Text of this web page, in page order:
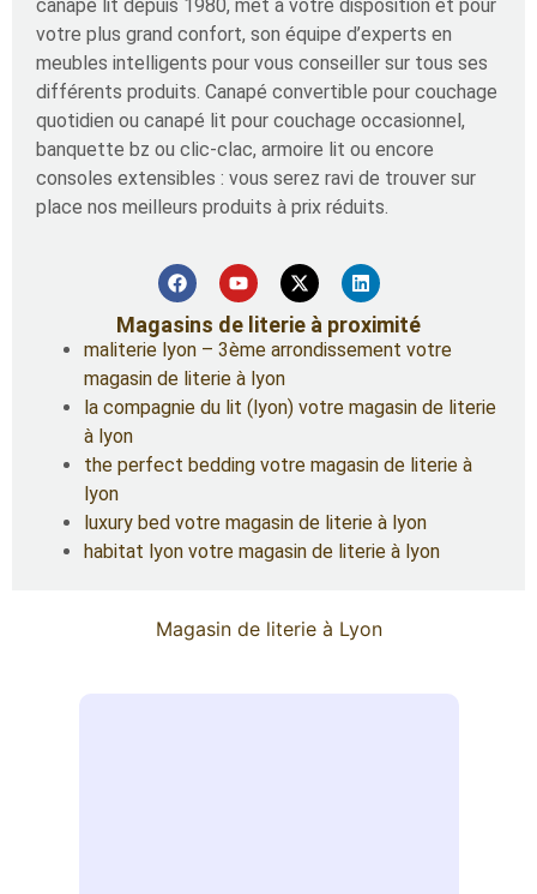
canapé lit depuis 1980, met à votre disposition et pour
votre plus grand confort, son équipe d’experts en
meubles intelligents pour vous conseiller sur tous ses
différents produits. Canapé convertible pour couchage
quotidien ou canapé lit pour couchage occasionnel,
banquette bz ou clic-clac, armoire lit ou encore
consoles extensibles : vous serez ravi de trouver sur
place nos meilleurs produits à prix réduits.
Magasins de literie à proximité
maliterie lyon – 3ème arrondissement votre
magasin de literie à lyon
la compagnie du lit (lyon) votre magasin de literie
à lyon
the perfect bedding votre magasin de literie à
lyon
luxury bed votre magasin de literie à lyon
habitat lyon votre magasin de literie à lyon
Magasin de literie à Lyon